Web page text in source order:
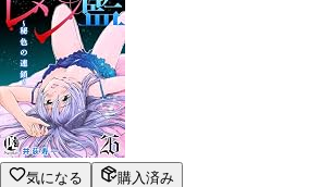
気になる 購入済み